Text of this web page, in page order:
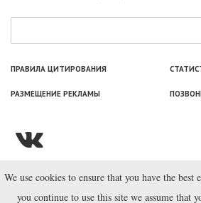
ПРАВИЛА ЦИТИРОВАНИЯ
РАЗМЕЩЕНИЕ РЕКЛАМЫ
© ООО «Лаборатория
We use cookies to ensure that you have the
you continue to use this site we assume that